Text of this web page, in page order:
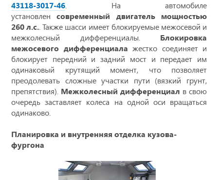
43118-3017-46. На автомобиле
установленсовременный двигатель мощностью
260 л.с.. Также шасси имеет блокируемые межосевой и
межколесный дифференциалы. Блокировка
межосевого дифференциала жестко соединяет и
блокирует передний и задний мост и передает им
одинаковый крутящий момент, что позволяет
преодолевать сложные участки пути (вязкий грунт,
препятствия). Межколесный дифференциал в свою
очередь заставляет колеса на одной оси вращаться
одинаково.
Планировка и внутренняя отделка кузова-
фургона